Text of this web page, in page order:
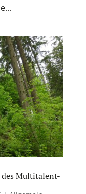
des Multitalent-